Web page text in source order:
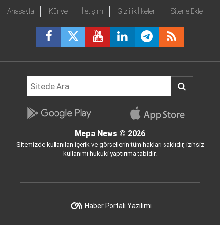
Anasayfa Künye İletişim Gizlilik İlkeleri Sitene Ekle
Mepa News © 2026
Sitemizde kullanılan içerik ve görsellerin tüm hakları saklıdır, izinsiz
kullanımı hukuki yaptırıma tabidir.
Haber Portalı Yazılımı